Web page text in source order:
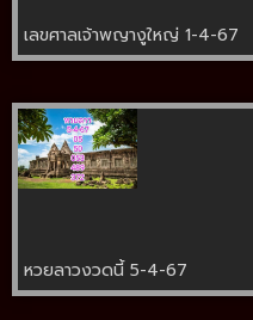
เลขศาลเจ้าพญางูใหญ่ 1-4-67
หวยลาวงวดนี้ 5-4-67